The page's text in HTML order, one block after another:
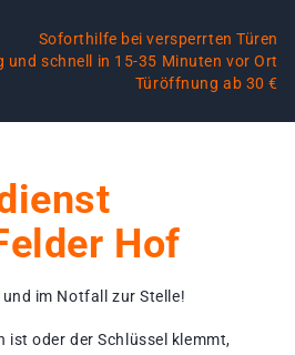
Soforthilfe bei versperrten Türen
und schnell in 15-35 Minuten vor Ort
Türöffnung ab 30 €
Hof
im Notfall zur Stelle!
ist oder der Schlüssel klemmt,